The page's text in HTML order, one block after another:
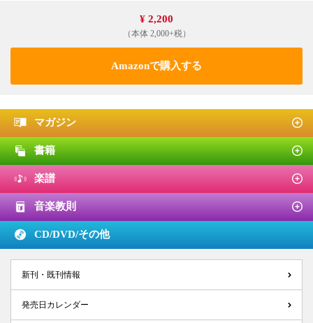
¥ 2,200
（本体 2,000+税）
Amazonで購入する
マガジン
書籍
楽譜
音楽教則
CD/DVD/その他
新刊・既刊情報
発売日カレンダー